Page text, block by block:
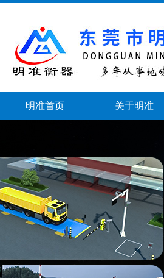
明准首页 关于明准